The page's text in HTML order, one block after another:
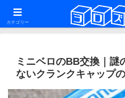
ファットバイク・29er・ミニベロ・グラベ
系ブログ
ミニベロのBB交換｜謎
ないクランクキャップ
カテゴリー